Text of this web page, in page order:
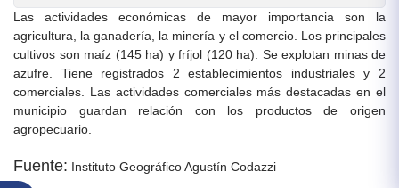
Las actividades económicas de mayor importancia son la
agricultura, la ganadería, la minería y el comercio. Los principales
cultivos son maíz (145 ha) y fríjol (120 ha). Se explotan minas de
azufre. Tiene registrados 2 establecimientos industriales y 2
comerciales. Las actividades comerciales más destacadas en el
municipio guardan relación con los productos de origen
agropecuario.
Fuent​e: Instituto Geográfico Agustín Codazzi​